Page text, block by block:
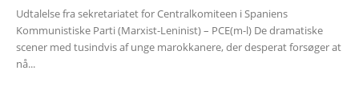
Udtalelse fra sekretariatet for Centralkomiteen i Spaniens
Kommunistiske Parti (Marxist-Leninist) – PCE(m-l) De dramatiske
scener med tusindvis af unge marokkanere, der desperat forsøger at
nå...